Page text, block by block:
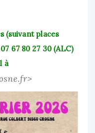
(suivant places
67 80 27 30 (ALC)
à